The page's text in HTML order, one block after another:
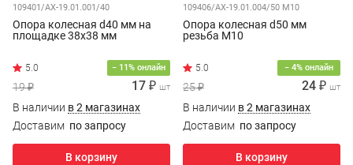
109401/AX-19.01.001/40
Опора колесная d40 мм на
площадке 38х38 мм
− 11% онлайн
19 ₽ 17 ₽ шт
В наличии в 2 магазинах
Доставим по запросу
В корзину
109406/AX-19.01.004/50 M10
Опора колесная d50 мм
резьба M10
− 4% онлайн
25 ₽ 24 ₽ шт
В наличии в 2 магазинах
Доставим по запросу
В корзину